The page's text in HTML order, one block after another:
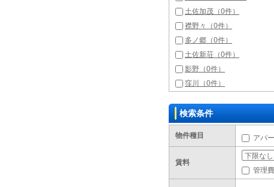
土佐加茂（0件）
襟野々（0件）
多ノ郷（0件）
土佐新荘（0件）
影野（0件）
窪川（0件）
検索条件
物件種目 アパ
賃料
管理